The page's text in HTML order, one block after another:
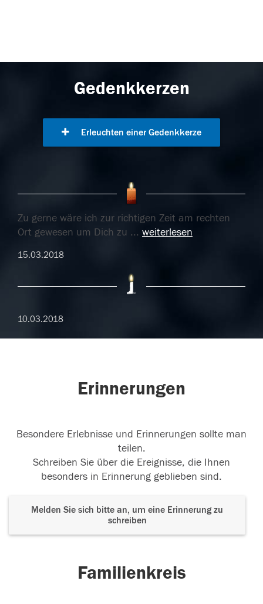
Gedenkkerzen
Erleuchten einer Gedenkkerze
Zu gerne wäre ich zur richtigen Zeit am rechten
Ort gewesen um Dich zu ... weiterlesen
15.03.2018
10.03.2018
Erinnerungen
Besondere Erlebnisse und Erinnerungen sollte man
teilen.
Schreiben Sie über die Ereignisse, die Ihnen
besonders in Erinnerung geblieben sind.
Melden Sie sich bitte an, um eine Erinnerung zu
schreiben
Familienkreis